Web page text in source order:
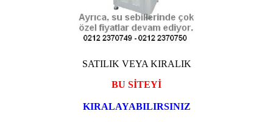
SATILIK VEYA KIRALIK
BU SİTEYİ
KIRALAYABILIRSINIZ